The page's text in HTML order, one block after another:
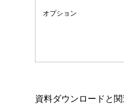
オプション
資料ダウンロードと